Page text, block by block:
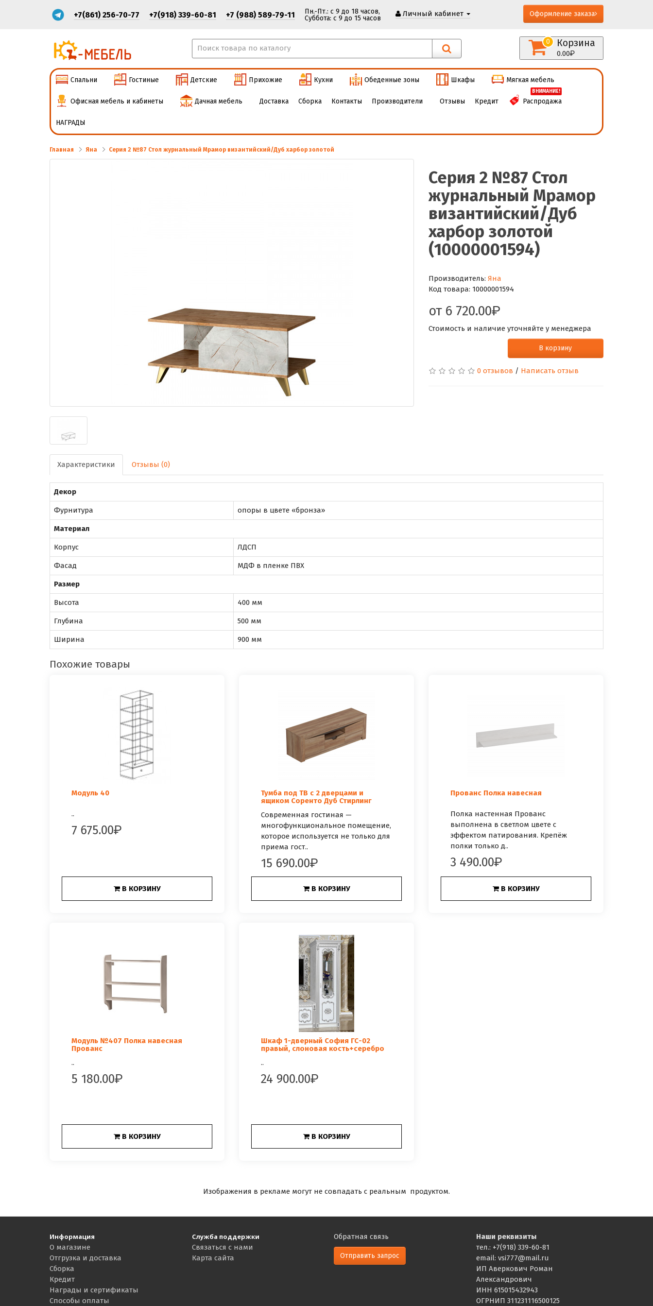
+7(861) 256-70-77 +7(918) 339-60-81 +7 (988) 589-79-11
Пн.-Пт.: с 9 до 18 часов,
Cуббота: с 9 до 15 часов
Личный кабинет Оформление заказа
Корзина
0
0.00
Спальни Гостиные Детские Прихожие Кухни Обеденные зоны Шкафы Мягкая мебель
Офисная мебель и кабинеты Дачная мебель Доставка Сборка Контакты Производители Отзывы Кредит
ВНИМАНИЕ!
Распродажа
НАГРАДЫ
Главная Яна Серия 2 №87 Стол журнальный Мрамор византийский/Дуб харбор золотой
Серия 2 №87 Стол
журнальный Мрамор
византийский/Дуб
харбор золотой
(10000001594)
Производитель: Яна
Код товара: 10000001594
от 6 720.00
Стоимость и наличие уточняйте у менеджера
В корзину
0 отзывов / Написать отзыв
Характеристики Отзывы (0)
Декор
Фурнитура опоры в цвете «бронза»
Материал
Корпус ЛДСП
Фасад МДФ в пленке ПВХ
Размер
Высота 400 мм
Глубина 500 мм
Ширина 900 мм
Похожие товары
Модуль 40
..
7 675.00
В КОРЗИНУ
Тумба под ТВ с 2 дверцами и
ящиком Соренто Дуб Стирлинг
Современная гостиная —
многофункциональное помещение,
которое используется не только для
приема гост..
15 690.00
В КОРЗИНУ
Прованс Полка навесная
Полка настенная Прованс
выполнена в светлом цвете с
эффектом патирования. Крепёж
полки только д..
3 490.00
В КОРЗИНУ
Модуль №407 Полка навесная
Прованс
..
5 180.00
В КОРЗИНУ
Шкаф 1-дверный София ГС-02
правый, слоновая кость+серебро
..
24 900.00
В КОРЗИНУ
Изображения в рекламе могут не совпадать с реальным продуктом.
Информация
О магазине
Отгрузка и доставка
Сборка
Кредит
Награды и сертификаты
Способы оплаты
Служба поддержки
Связаться с нами
Карта сайта
Обратная связь
Отправить запрос
Наши реквизиты
тел.: +7(918) 339-60-81
email: vsi777@mail.ru
ИП Аверкович Роман
Александрович
ИНН 615015432943
ОГРНИП 311231116500125